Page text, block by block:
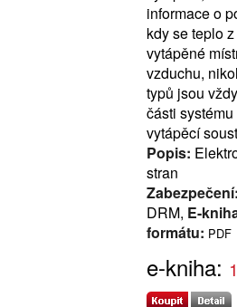
informace o
kdy se teplo
vytápěné
vzduchu,
typů jsou
části
vytápěcí
Popis:
stran
Zabezpečení:
DRM, E-
formátu: PDF
e-kniha: